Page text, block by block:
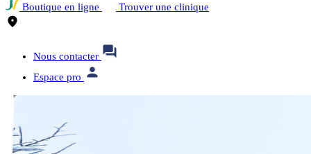
Boutique en ligne Trouver une clinique
Nous contacter
Espace pro